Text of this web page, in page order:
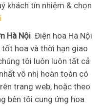
khách tín nhiệm & chọn
Hà Nội Điện hoa Hà Nội
hoa và thời hạn giao
tôi luôn luôn tất cả
vô nhị hoàn toàn có
trang web, hoặc theo
bên tôi cung ứng hoa